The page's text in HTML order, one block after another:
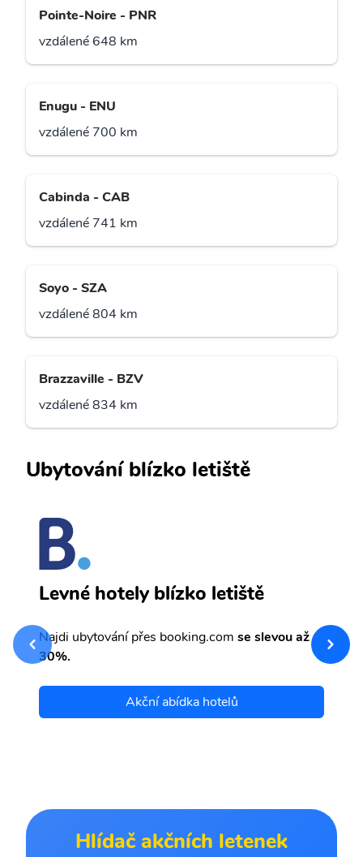
Pointe-Noire - PNR
vzdálené 648 km
Enugu - ENU
vzdálené 700 km
Cabinda - CAB
vzdálené 741 km
Soyo - SZA
vzdálené 804 km
Brazzaville - BZV
vzdálené 834 km
Ubytování blízko letiště
Levné hotely blízko letiště
Najdi ubytování přes booking.com se slevou až
30%.
Akční abídka hotelů
Hlídač akčních letenek